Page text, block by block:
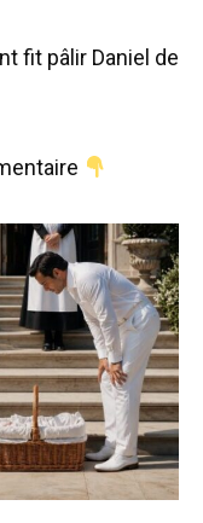
fit pâlir Daniel de